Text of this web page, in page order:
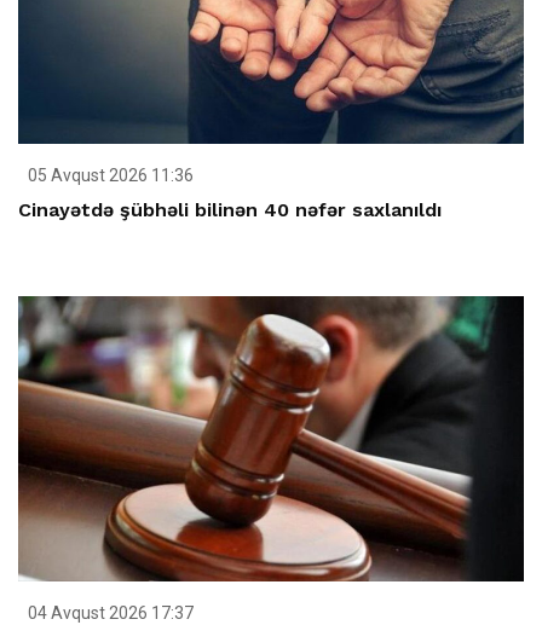
05 Avqust 2026 11:36
Cinayətdə şübhəli bilinən 40 nəfər saxlanıldı
04 Avqust 2026 17:37